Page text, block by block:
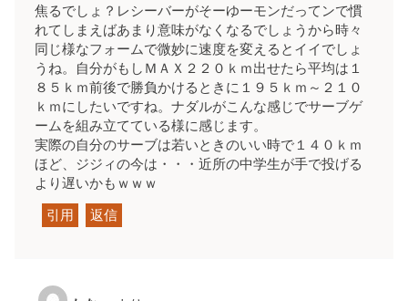
焦るでしょ？レシーバーがそーゆーモンだってンで慣
れてしまえばあまり意味がなくなるでしょうから時々
同じ様なフォームで微妙に速度を変えるとイイでしょ
うね。自分がもしＭＡＸ２２０ｋｍ出せたら平均は１
８５ｋｍ前後で勝負かけるときに１９５ｋｍ～２１０
ｋｍにしたいですね。ナダルがこんな感じでサーブゲ
ームを組み立てている様に感じます。
実際の自分のサーブは若いときのいい時で１４０ｋｍ
ほど、ジジィの今は・・・近所の中学生が手で投げる
より遅いかもｗｗｗ
引用 返信